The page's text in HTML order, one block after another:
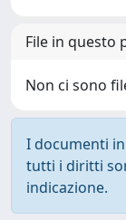
File in questo
Non ci sono
I documenti
tutti i diritti
indicazione.